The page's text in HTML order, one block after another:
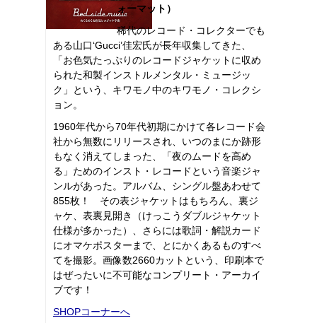
ォーマット）
稀代のレコード・コレクターでも
ある山口‘Gucci’佳宏氏が長年収集してきた、
「お色気たっぷりのレコードジャケットに収め
られた和製インストルメンタル・ミュージッ
ク」という、キワモノ中のキワモノ・コレクシ
ョン。
1960年代から70年代初期にかけて各レコード会
社から無数にリリースされ、いつのまにか跡形
もなく消えてしまった、「夜のムードを高め
る」ためのインスト・レコードという音楽ジャ
ンルがあった。アルバム、シングル盤あわせて
855枚！ その表ジャケットはもちろん、裏ジ
ャケ、表裏見開き（けっこうダブルジャケット
仕様が多かった）、さらには歌詞・解説カード
にオマケポスターまで、とにかくあるものすべ
てを撮影。画像数2660カットという、印刷本で
はぜったいに不可能なコンプリート・アーカイ
ブです！
SHOPコーナーへ